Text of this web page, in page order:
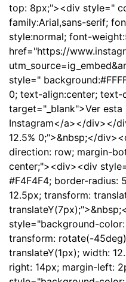
top: 8px;"><div style="
family:Arial,sans-serif;
style:normal; font-
href="https://
style="
0; text-align:center; text-
target="_blank">Ver
Instagram</a></div></
12.5% 0;">&nbsp;</
direction: row; margin-
center;"><div><div
#F4F4F4; border-radius:
12.5px; transform:
style="background-
transform: rotate(-
translateY(1px); width:
right: 14px; margin-left: